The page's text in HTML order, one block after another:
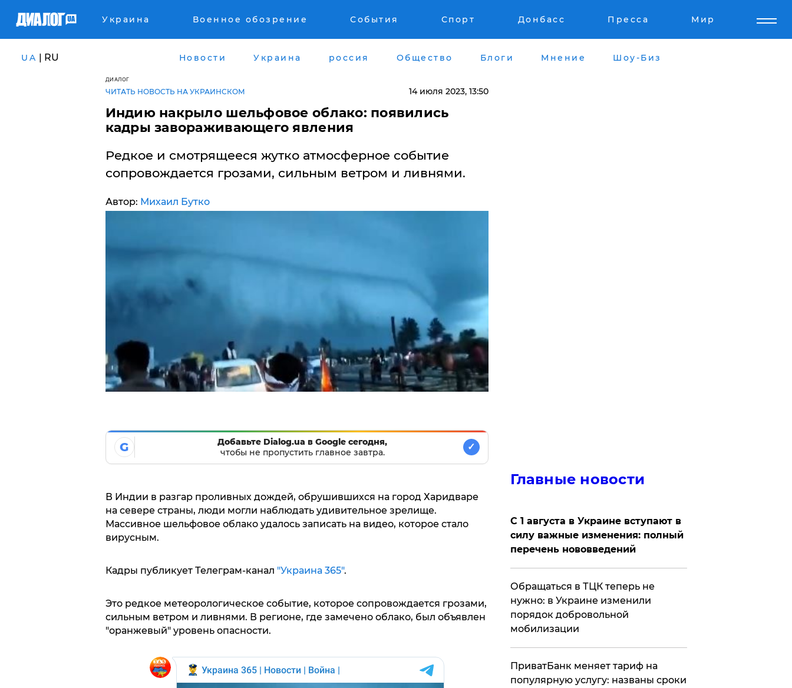
Украина Военное обозрение События Спорт Донбасс Пресса Мир
UA | RU Новости Украина россия Общество Блоги Мнение Шоу-Биз
ДИАЛОГ
ЧИТАТЬ НОВОСТЬ НА УКРАИНСКОМ 14 июля 2023, 13:50
Индию накрыло шельфовое облако: появились
кадры завораживающего явления
Редкое и смотрящееся жутко атмосферное событие
сопровождается грозами, сильным ветром и ливнями.
Автор: Михаил Бутко
G
Добавьте Dialog.ua в Google сегодня,
чтобы не пропустить главное завтра.
✓
В Индии в разгар проливных дождей, обрушившихся на город Харидваре
на севере страны, люди могли наблюдать удивительное зрелище.
Массивное шельфовое облако удалось записать на видео, которое стало
вирусным.
Кадры публикует Телеграм-канал "Украина 365".
Это редкое метеорологическое событие, которое сопровождается грозами,
сильным ветром и ливнями. В регионе, где замечено облако, был объявлен
"оранжевый" уровень опасности.
Главные новости
С 1 августа в Украине вступают в
силу важные изменения: полный
перечень нововведений
Обращаться в ТЦК теперь не
нужно: в Украине изменили
порядок добровольной
мобилизации
ПриватБанк меняет тариф на
популярную услугу: названы сроки